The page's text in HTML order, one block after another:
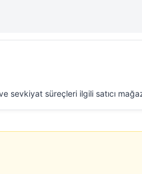
sevkiyat süreçleri ilgili satıcı